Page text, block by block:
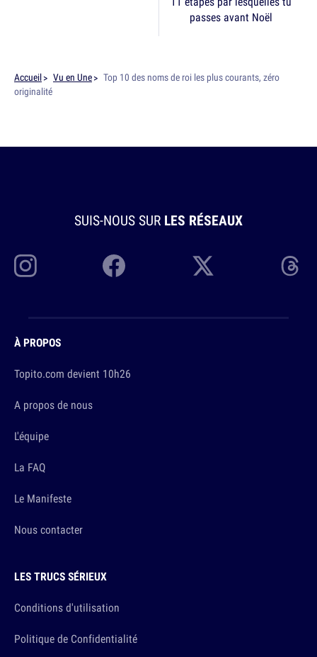
passes avant Noël
Accueil Vu en Une
Top 10 des noms de roi les plus courants, zéro
originalité
SUIS-NOUS SUR LES RÉSEAUX
À PROPOS
Topito.com devient 10h26
A propos de nous
L'équipe
La FAQ
Le Manifeste
Nous contacter
LES TRUCS SÉRIEUX
Conditions d'utilisation
Politique de Confidentialité